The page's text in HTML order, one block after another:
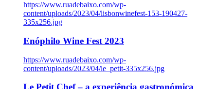
https://www.ruadebaixo.com/wp-
content/uploads/2023/04/lisbonwinefest-153-190427-
335x256.jpg
Enóphilo Wine Fest 2023
https://www.ruadebaixo.com/wp-
content/uploads/2023/04/le_petit-335x256.jpg